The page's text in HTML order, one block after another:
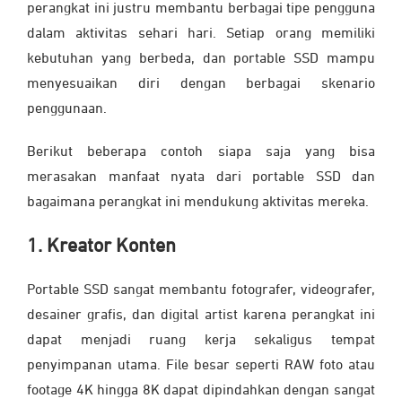
perangkat ini justru membantu berbagai tipe pengguna
dalam aktivitas sehari hari. Setiap orang memiliki
kebutuhan yang berbeda, dan portable SSD mampu
menyesuaikan diri dengan berbagai skenario
penggunaan.
Berikut beberapa contoh siapa saja yang bisa
merasakan manfaat nyata dari portable SSD dan
bagaimana perangkat ini mendukung aktivitas mereka.
1. Kreator Konten
Portable SSD sangat membantu fotografer, videografer,
desainer grafis, dan digital artist karena perangkat ini
dapat menjadi ruang kerja sekaligus tempat
penyimpanan utama. File besar seperti RAW foto atau
footage 4K hingga 8K dapat dipindahkan dengan sangat